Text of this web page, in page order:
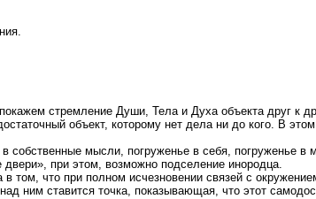
стремление Души, Тела и Духа объекта друг к
объект, которому нет дела ни до кого. В
мысли, погруженье в себя, погруженье в
при этом, возможно подселение инородца.
что при полном исчезновении связей с
ним ставится точка, показывающая, что этот